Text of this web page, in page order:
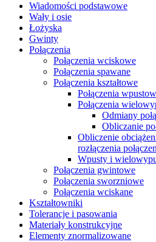
Wiadomości podstawowe
Wały i osie
Łożyska
Gwinty
Połączenia
Połączenia wciskowe
Połączenia spawane
Połączenia kształtowe
Połączenia
Połączenia
Odmiany
Obliczanie
Obliczenie
rozłączenia
Wpusty i
Połączenia gwintowe
Połączenia sworzniowe
Połączenia wciskane
Kształtowniki
Tolerancje i pasowania
Materiały konstrukcyjne
Elementy znormalizowane